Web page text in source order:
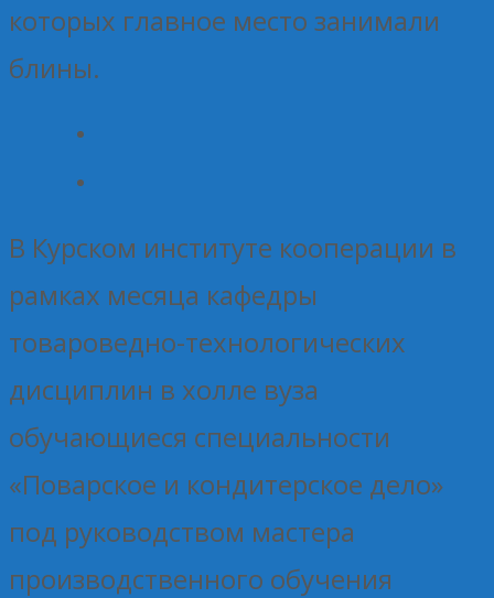
которых главное место занимали
блины.
В Курском институте кооперации в
рамках месяца кафедры
товароведно-технологических
дисциплин в холле вуза
обучающиеся специальности
«Поварское и кондитерское дело»
под руководством мастера
производственного обучения